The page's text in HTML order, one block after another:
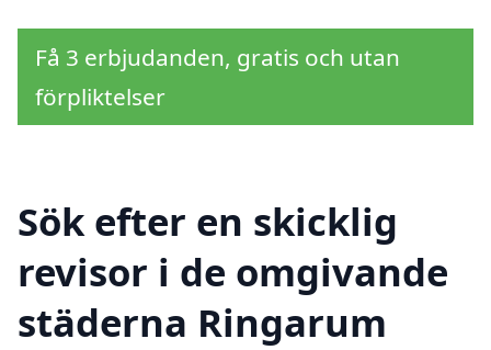
Få 3 erbjudanden, gratis och utan
förpliktelser
Sök efter en skicklig
revisor i de omgivande
städerna Ringarum